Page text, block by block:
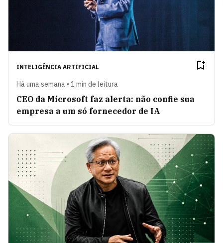
INTELIGÊNCIA ARTIFICIAL
Há uma semana • 1 min de leitura
CEO da Microsoft faz alerta: não confie sua
empresa a um só fornecedor de IA